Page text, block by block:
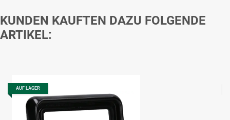
KUNDEN KAUFTEN DAZU FOLGENDE
ARTIKEL:
AUF LAGER